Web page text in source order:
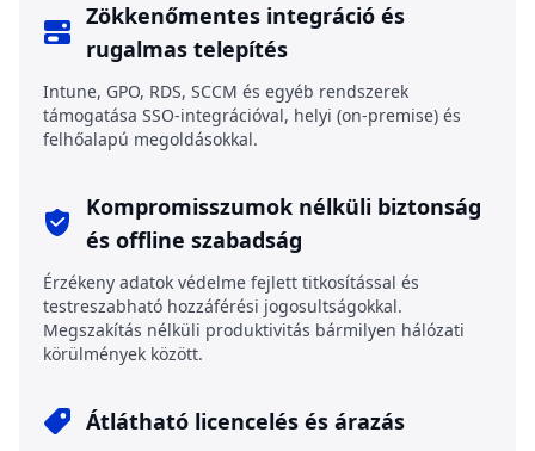
Zökkenőmentes integráció és
rugalmas telepítés
Intune, GPO, RDS, SCCM és egyéb rendszerek
támogatása SSO-integrációval, helyi (on-premise) és
felhőalapú megoldásokkal.
Kompromisszumok nélküli biztonság
és offline szabadság
Érzékeny adatok védelme fejlett titkosítással és
testreszabható hozzáférési jogosultságokkal.
Megszakítás nélküli produktivitás bármilyen hálózati
körülmények között.
Átlátható licencelés és árazás